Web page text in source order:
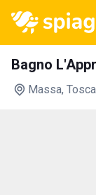
Bagno
Massa,